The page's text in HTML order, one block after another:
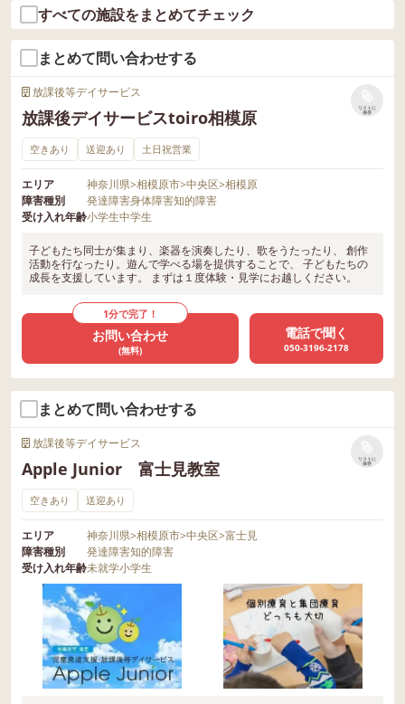
すべての施設をまとめてチェック
まとめて問い合わせする
放課後等デイサービス
放課後デイサービスtoiro相模原
リストに
保存
空きあり 送迎あり 土日祝営業
エリア 神奈川県>相模原市>中央区>相模原
障害種別
発達障害身体障害知的障害
受け入れ年齢小学生中学生
子どもたち同士が集まり、楽器を演奏したり、歌をうたったり、 創作
活動を行なったり。遊んで学べる場を提供することで、 子どもたちの
成長を支援しています。 まずは１度体験・見学にお越しください。
1分で完了！
お問い合わせ
(無料)
電話で聞く
050-3196-2178
まとめて問い合わせする
放課後等デイサービス
Apple Junior 富士見教室
リストに
保存
空きあり 送迎あり
エリア 神奈川県>相模原市>中央区>富士見
障害種別
発達障害知的障害
受け入れ年齢未就学小学生